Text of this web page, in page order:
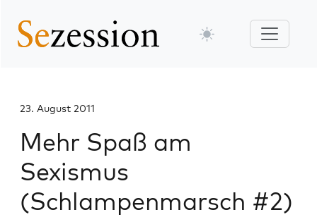
23. August 2011
Mehr Spaß am
Sexismus
(Schlampenmarsch #2)